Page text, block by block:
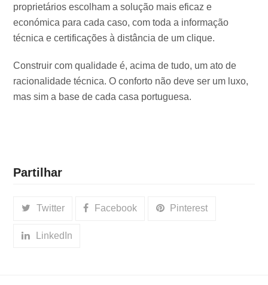
proprietários escolham a solução mais eficaz e
económica para cada caso, com toda a informação
técnica e certificações à distância de um clique.
Construir com qualidade é, acima de tudo, um ato de
racionalidade técnica. O conforto não deve ser um luxo,
mas sim a base de cada casa portuguesa.
Partilhar
Twitter Facebook Pinterest
LinkedIn